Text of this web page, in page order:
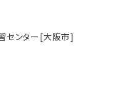
センター[大阪市]